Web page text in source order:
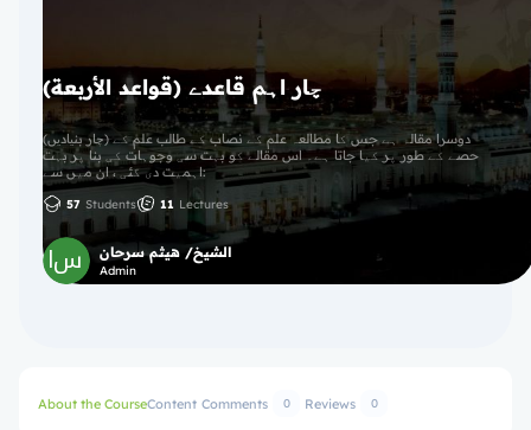
چار اہم قاعدے (قواعد الأربعة)
(چار بنیادیں) دوسرا مقالہ ہے جس کا مطالعہ علم کے نصاب کے طالب علم کے
حصے کے طور پر کیا جاتا ہے۔ اس مقالے کو بہت سی وجوہات کی بنا پر بہت
اہمیت دی گئی ، ان میں سے:
57 Students 11 Lectures
الشيخ/ هيثم سرحان
Admin
About the CourseContent Comments 0 Reviews 0